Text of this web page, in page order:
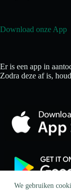
We gebruiken
Download onze App
Er is een app in
Zodra deze af is,